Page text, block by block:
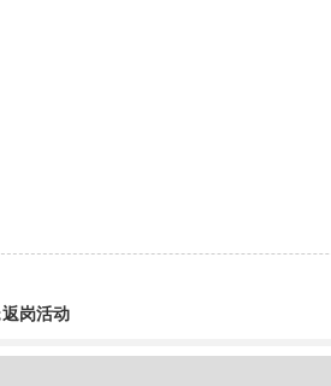
岗活动